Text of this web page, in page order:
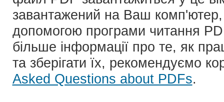
завантажений на Ваш комп'ютер,
допомогою програми читання
більше інформації про те, як
та зберігати їх, рекомендуємо
Asked Questions about PDFs.